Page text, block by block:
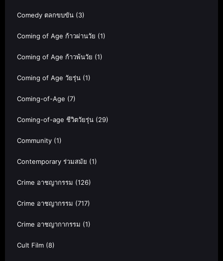
Comedy ตลกขบขัน (3)
Coming of Age ก้าวผ่านวัย (1)
Coming of Age ก้าวพ้นวัย (1)
Coming of Age วัยรุ่น (1)
Coming-of-Age (7)
Coming-of-age ชีวิตวัยรุ่น (29)
Community (1)
Contemporary ร่วมสมัย (1)
Crime อาชญากรรม (126)
Crime อาชญากรรม (717)
Crime อาชญากากรรม (1)
Cult Film (8)